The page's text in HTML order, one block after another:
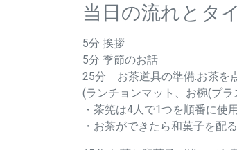
当日の流れとタ
5分 挨拶
5分 季節のお話
25分 お茶道具の準備.お茶を
(ランチョンマット、お椀(プラ
・茶筅は4人で1つを順番に使用
・お茶ができたら和菓子を配る